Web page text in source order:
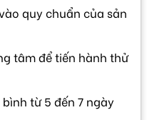
quy chuẩn của sản
tâm để tiến hành thử
từ 5 đến 7 ngày